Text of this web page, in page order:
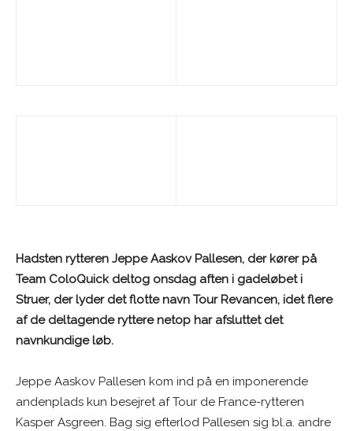
Hadsten rytteren Jeppe Aaskov Pallesen, der kører på
Team ColoQuick deltog onsdag aften i gadeløbet i
Struer, der lyder det flotte navn Tour Revancen, idet flere
af de deltagende ryttere netop har afsluttet det
navnkundige løb.
Jeppe Aaskov Pallesen kom ind på en imponerende
andenplads kun besejret af Tour de France-rytteren
Kasper Asgreen. Bag sig efterlod Pallesen sig bl.a. andre